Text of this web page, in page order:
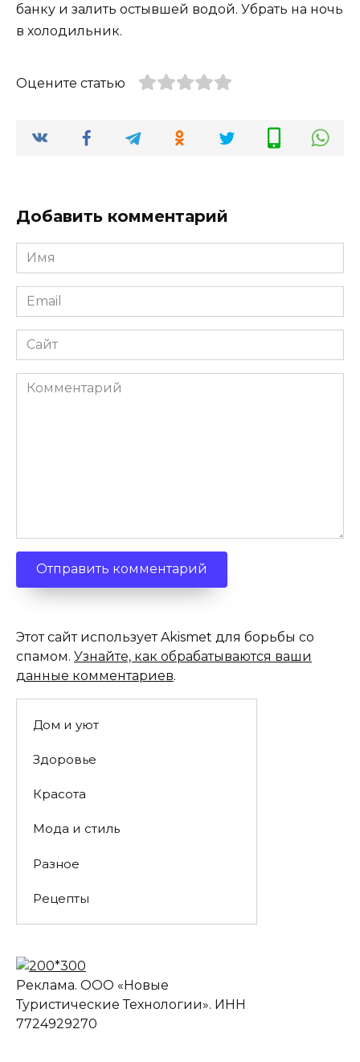
банку и залить остывшей водой. Убрать на ночь
в холодильник.
Оцените статью
Добавить комментарий
Имя
*
Email
*
Сайт
Комментарий
Этот сайт использует Akismet для борьбы со
спамом. Узнайте, как обрабатываются ваши
данные комментариев.
Дом и уют
Здоровье
Красота
Мода и стиль
Разное
Рецепты
Реклама. ООО «Новые
Туристические Технологии». ИНН
7724929270